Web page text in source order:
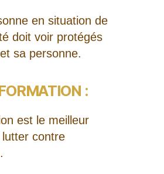
en situation de
doit voir protégés
sa personne.
:
est le meilleur
contre